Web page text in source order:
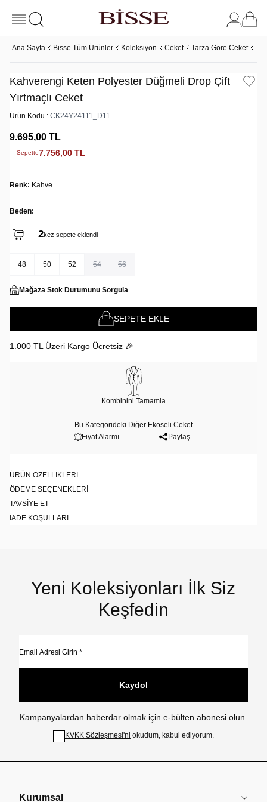
Ana Sayfa Bisse Tüm Ürünler Koleksiyon Ceket Tarza Göre Ceket
Kahverengi Keten Polyester Düğmeli Drop Çift
Yırtmaçlı Ceket
Ürün Kodu : CK24Y24111_D11
9.695,00 TL
Sepette7.756,00 TL
Renk: Kahve
Beden:
2kez sepete eklendi
48 50 52 54 56
Mağaza Stok Durumunu Sorgula
SEPETE EKLE
1.000 TL Üzeri Kargo Ücretsiz 🎉
Kombinini Tamamla
Bu Kategorideki Diğer Ekoseli Ceket
Fiyat Alarmı
Paylaş
ÜRÜN ÖZELLIKLERI
ÖDEME SEÇENEKLERI
TAVSIYE ET
İADE KOŞULLARI
Yeni Koleksiyonları İlk Siz
Keşfedin
Kaydol
Kampanyalardan haberdar olmak için e-bülten abonesi olun.
KVKK Sözleşmesi'ni okudum, kabul ediyorum.
Kurumsal